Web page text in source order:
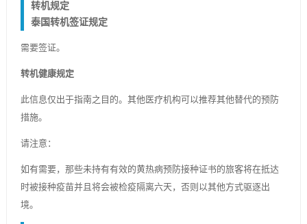
转机规定
泰国转机签证规定
需要签证。
转机健康规定
此信息仅出于指南之目的。其他医疗机构可以推荐其他替代的预防
措施。
请注意：
如有需要，那些未持有有效的黄热病预防接种证书的旅客将在抵达
时被接种疫苗并且将会被检疫隔离六天，否则以其他方式驱逐出
境。